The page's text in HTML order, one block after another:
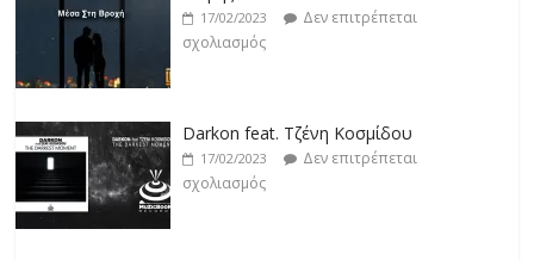
17/02/2023
Δεν επιτρέπεται
σχολιασμός
Darkon feat. Τζένη Κοσμίδου
17/02/2023
Δεν επιτρέπεται
σχολιασμός